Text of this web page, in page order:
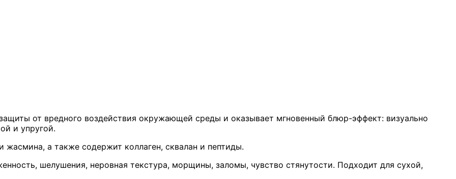
от вредного воздействия окружающей среды и оказывает мгновенный блюр-эффект: визуально
и упругой.
а также содержит коллаген, сквалан и пептиды.
шелушения, неровная текстура, морщины, заломы, чувство стянутости. Подходит для сухой,